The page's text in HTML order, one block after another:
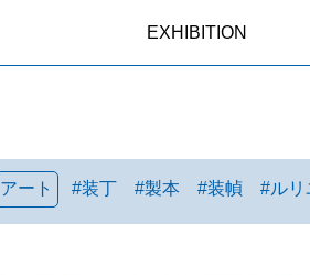
EXHIBITION
アート #装丁 #製本 #装幀 #ル